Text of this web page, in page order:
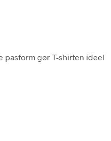
pasform gør T-shirten ideel